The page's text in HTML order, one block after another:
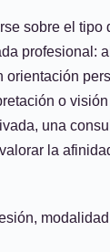
sobre el tipo
profesional:
orientación
o
una
la